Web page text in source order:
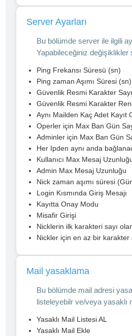
Server Ayarları
Bu bölümde server ile ilgili
Yapabileceğiniz değişiklikler
Ping Frekansı Süresü (sn)
Ping zaman Aşımı Süresi (sn)
Güvenlik Resmi Karakter
Güvenlik Resmi Karakter
Aynı Mailden Kaç Adet Kayıt
Operler için Max Ban Gün
Adminler için Max Ban Gün
Her Ipden aynı anda
Kullanıcı Max Mesaj
Admin Max Mesaj Uzunluğu
Nick zaman aşımı süresi
Login Kısmında Giriş Mesajı
Kayıtta Onay Modu
Misafir Girişi
Nicklerin ilk karakteri sayı
Nickler için en az bir karakter
Mail yasaklama
Bu bölümde mail adresi
listeleyebilr ve/veya yasaklı
Yasaklı Mail Listesi AL
Yasaklı Mail Ekle